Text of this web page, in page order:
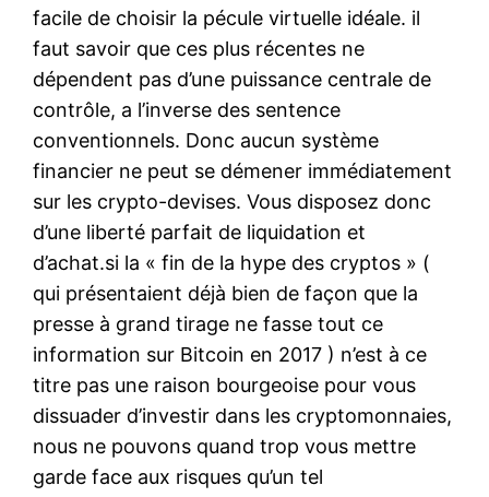
facile de choisir la pécule virtuelle idéale. il
faut savoir que ces plus récentes ne
dépendent pas d’une puissance centrale de
contrôle, a l’inverse des sentence
conventionnels. Donc aucun système
financier ne peut se démener immédiatement
sur les crypto-devises. Vous disposez donc
d’une liberté parfait de liquidation et
d’achat.si la « fin de la hype des cryptos » (
qui présentaient déjà bien de façon que la
presse à grand tirage ne fasse tout ce
information sur Bitcoin en 2017 ) n’est à ce
titre pas une raison bourgeoise pour vous
dissuader d’investir dans les cryptomonnaies,
nous ne pouvons quand trop vous mettre
garde face aux risques qu’un tel